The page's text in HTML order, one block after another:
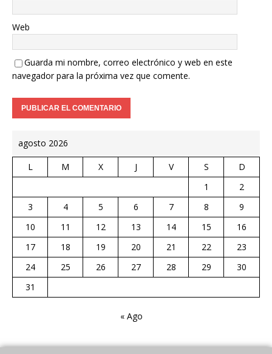
Web
Guarda mi nombre, correo electrónico y web en este
navegador para la próxima vez que comente.
agosto 2026
L M X J V S
D
1
2
3
4 5 6 7 8
9
10
11 12 13 14 15
16
17
18 19 20 21 22
23
24
25 26 27 28 29
30
31
« Ago